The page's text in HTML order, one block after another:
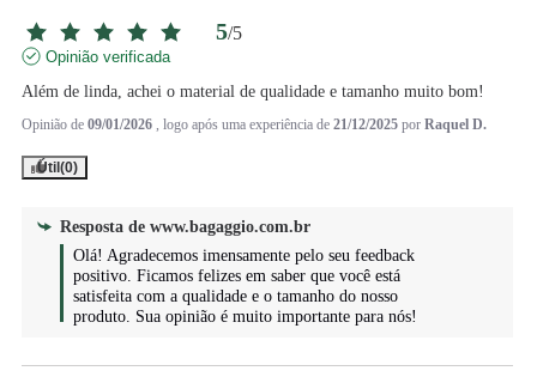
5/5
Opinião verificada
Além de linda, achei o material de qualidade e tamanho muito bom!
Opinião de 09/01/2026 , logo após uma experiência de 21/12/2025 por Raquel D.
Útil(0)
Resposta de www.bagaggio.com.br
Olá! Agradecemos imensamente pelo seu feedback
positivo. Ficamos felizes em saber que você está
satisfeita com a qualidade e o tamanho do nosso
produto. Sua opinião é muito importante para nós!